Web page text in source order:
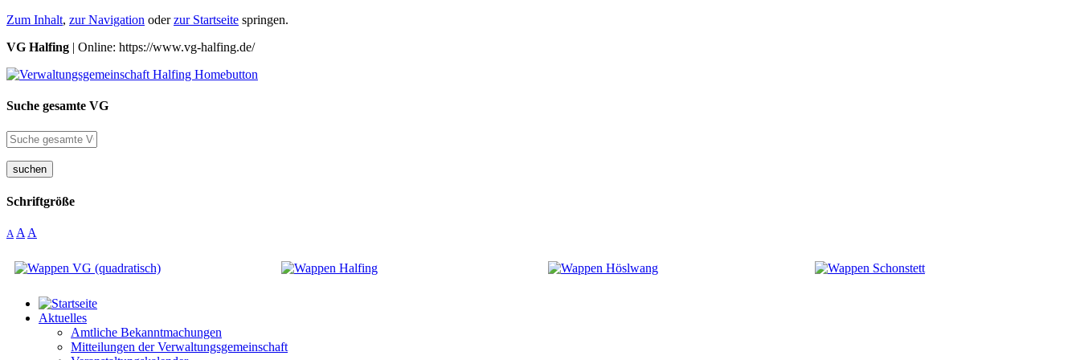
Zum Inhalt, zur Navigation oderzur Startseite springen.
VG Halfing | Online: https://www.vg-halfing.de/
Suche gesamte VG
suchen
Schriftgröße
A A A
Aktuelles
Amtliche Bekanntmachungen
Mitteilungen der Verwaltungsgemeinschaft